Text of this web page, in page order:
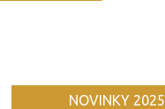
NOVINKY 2025